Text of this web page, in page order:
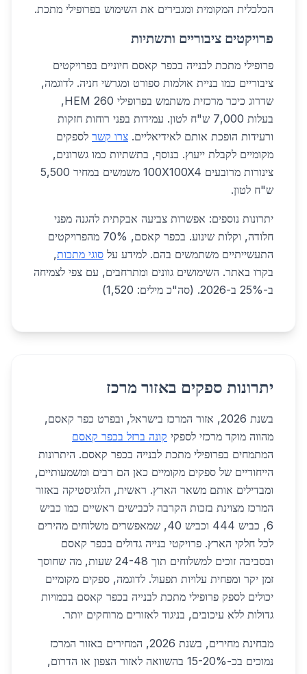
הכלכלית המקומית ומגבירים את השימוש בפרופילי מתכת.
פרויקטים ציבוריים ותשתיות
פרופילי מתכת לבנייה בכפר קאסם חיוניים בפרויקטים
ציבוריים כמו בניית אולמות ספורט ומגרשי חניה. לדוגמה,
שדרוג כיכר מרכזית משתמש בפרופילי HEM 260,
בעלות 7,000 ש"ח לטון. עמידות בפני רוחות חזקות
ורעידות הופכת אותם לאידיאליים. צרו קשר לספקים
מקומיים לקבלת ייעוץ. בנוסף, בתשתיות כמו גשרונים,
צינורות מרובעים 100X100X4 משמשים במחיר 5,500
ש"ח לטון.
יתרונות נוספים: אפשרות צביעה אבקתית להגנה מפני
חלודה, וקלות שינוע. בכפר קאסם, 70% מהפרויקטים
התעשייתיים משתמשים בהם. למידע על סוגי מתכות,
בקרו באתר. השימושים גוונים ומתרחבים, עם צפי לצמיחה
ב-25% ב-2026. (סה"כ מילים: 1,520)
יתרונות ספקים באזור מרכז
בשנת 2026, אזור המרכז בישראל, ובפרט כפר קאסם,
מהווה מוקד מרכזי לספקי קונה ברזל בכפר קאסם
המתמחים בפרופילי מתכת לבנייה בכפר קאסם. היתרונות
הייחודיים של ספקים מקומיים כאן הם רבים ומשמעותיים,
ומבדילים אותם משאר הארץ. ראשית, הלוגיסטיקה באזור
המרכז מצוינת בזכות הקרבה לכבישים ראשיים כמו כביש
6, כביש 444 וכביש 40, שמאפשרים משלוחים מהירים
לכל חלקי הארץ. פרויקטי בנייה גדולים בכפר קאסם
ובסביבה זוכים למשלוחים תוך 24-48 שעות, מה שחוסך
זמן יקר ומפחית עלויות תפעול. לדוגמה, ספקים מקומיים
יכולים לספק פרופילי מתכת לבנייה בכפר קאסם בכמויות
גדולות ללא עיכובים, בניגוד לאזורים מרוחקים יותר.
מבחינת מחירים, בשנת 2026, המחירים באזור המרכז
נמוכים בכ-15-20% בהשוואה לאזור הצפון או הדרום,